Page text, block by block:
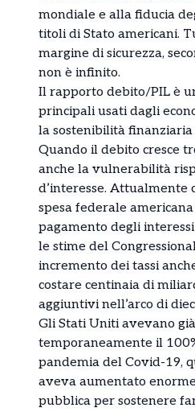
mondiale e alla fiducia
titoli di Stato americani.
margine di sicurezza,
non è infinito.
Il rapporto debito/PIL è
principali usati dagli
la sostenibilità finanziaria
Quando il debito cresce
anche la vulnerabilità
d’interesse. Attualmente
spesa federale
pagamento degli
le stime del
incremento dei tassi
costare centinaia di
aggiuntivi nell’arco di
Gli Stati Uniti avevano
temporaneamente il
pandemia del Covid-19,
aveva aumentato
pubblica per sostenere